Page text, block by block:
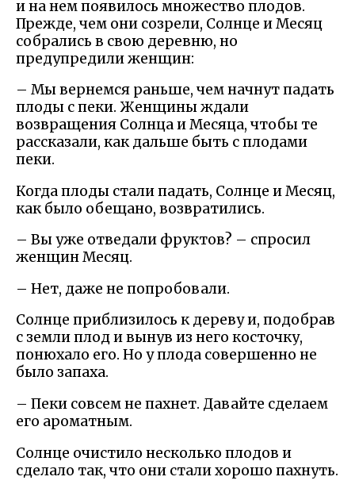
и на нем появилось множество плодов.
Прежде, чем они созрели, Солнце и Месяц
собрались в свою деревню, но
предупредили женщин:
– Мы вернемся раньше, чем начнут падать
плоды с пеки. Женщины ждали
возвращения Солнца и Месяца, чтобы те
рассказали, как дальше быть с плодами
пеки.
Когда плоды стали падать, Солнце и Месяц,
как было обещано, возвратились.
– Вы уже отведали фруктов? – спросил
женщин Месяц.
– Нет, даже не попробовали.
Солнце приблизилось к дереву и, подобрав
с земли плод и вынув из него косточку,
понюхало его. Но у плода совершенно не
было запаха.
– Пеки совсем не пахнет. Давайте сделаем
его ароматным.
Солнце очистило несколько плодов и
сделало так, что они стали хорошо пахнуть.